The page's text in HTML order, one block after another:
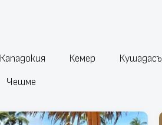
Кападокия Кемер Кушадасъ
Чешме